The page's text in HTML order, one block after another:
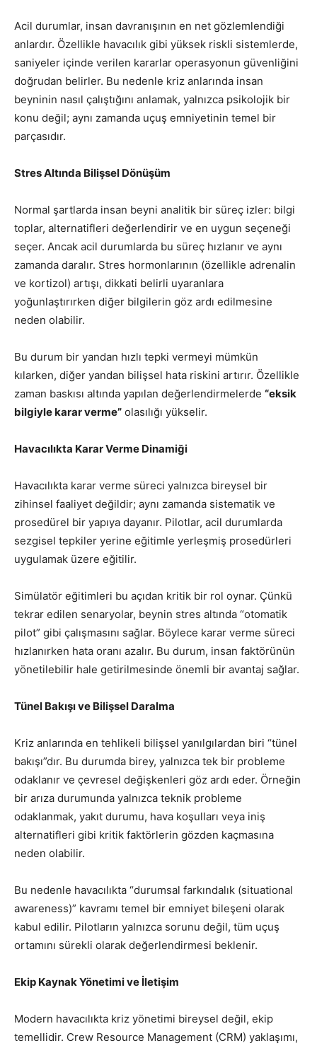
Acil durumlar, insan davranışının en net gözlemlendiği
anlardır. Özellikle havacılık gibi yüksek riskli sistemlerde,
saniyeler içinde verilen kararlar operasyonun güvenliğini
doğrudan belirler. Bu nedenle kriz anlarında insan
beyninin nasıl çalıştığını anlamak, yalnızca psikolojik bir
konu değil; aynı zamanda uçuş emniyetinin temel bir
parçasıdır.
Stres Altında Bilişsel Dönüşüm
Normal şartlarda insan beyni analitik bir süreç izler: bilgi
toplar, alternatifleri değerlendirir ve en uygun seçeneği
seçer. Ancak acil durumlarda bu süreç hızlanır ve aynı
zamanda daralır. Stres hormonlarının (özellikle adrenalin
ve kortizol) artışı, dikkati belirli uyaranlara
yoğunlaştırırken diğer bilgilerin göz ardı edilmesine
neden olabilir.
Bu durum bir yandan hızlı tepki vermeyi mümkün
kılarken, diğer yandan bilişsel hata riskini artırır. Özellikle
zaman baskısı altında yapılan değerlendirmelerde “eksik
bilgiyle karar verme” olasılığı yükselir.
Havacılıkta Karar Verme Dinamiği
Havacılıkta karar verme süreci yalnızca bireysel bir
zihinsel faaliyet değildir; aynı zamanda sistematik ve
prosedürel bir yapıya dayanır. Pilotlar, acil durumlarda
sezgisel tepkiler yerine eğitimle yerleşmiş prosedürleri
uygulamak üzere eğitilir.
Simülatör eğitimleri bu açıdan kritik bir rol oynar. Çünkü
tekrar edilen senaryolar, beynin stres altında “otomatik
pilot” gibi çalışmasını sağlar. Böylece karar verme süreci
hızlanırken hata oranı azalır. Bu durum, insan faktörünün
yönetilebilir hale getirilmesinde önemli bir avantaj sağlar.
Tünel Bakışı ve Bilişsel Daralma
Kriz anlarında en tehlikeli bilişsel yanılgılardan biri “tünel
bakışı”dır. Bu durumda birey, yalnızca tek bir probleme
odaklanır ve çevresel değişkenleri göz ardı eder. Örneğin
bir arıza durumunda yalnızca teknik probleme
odaklanmak, yakıt durumu, hava koşulları veya iniş
alternatifleri gibi kritik faktörlerin gözden kaçmasına
neden olabilir.
Bu nedenle havacılıkta “durumsal farkındalık (situational
awareness)” kavramı temel bir emniyet bileşeni olarak
kabul edilir. Pilotların yalnızca sorunu değil, tüm uçuş
ortamını sürekli olarak değerlendirmesi beklenir.
Ekip Kaynak Yönetimi ve İletişim
Modern havacılıkta kriz yönetimi bireysel değil, ekip
temellidir. Crew Resource Management (CRM) yaklaşımı,